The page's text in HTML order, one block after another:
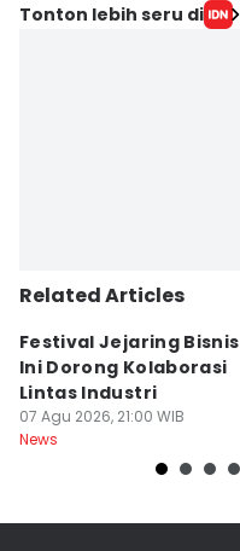
Tonton lebih seru di
Related Articles
Festival Jejaring Bisnis
Ini Dorong Kolaborasi
Lintas Industri
07 Agu 2026, 21:00 WIB
News